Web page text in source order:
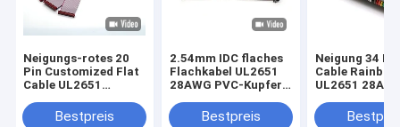
Neigungs-rotes 20
Pin Customized Flat
Cable UL2651
PVC-Kupfer-
Bestpreis
2.54mm IDC flaches
Flachkabel UL2651
28AWG PVC-Kupfer-
KabelbaumBestpreis
Neigung 34
Cable
UL2651